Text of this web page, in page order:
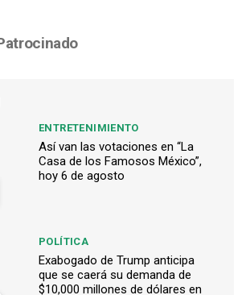
ENTRETENIMIENTO
Así van las votaciones en “La
Casa de los Famosos México”,
hoy 6 de agosto
POLÍTICA
Exabogado de Trump anticipa
que se caerá su demanda de
$10,000 millones de dólares en